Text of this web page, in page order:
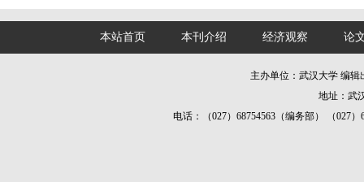
本站首页 本刊介绍 经济观察 论
主办单位：武汉大学 编
地址：武
电话：（027）68754563（编务部） （027